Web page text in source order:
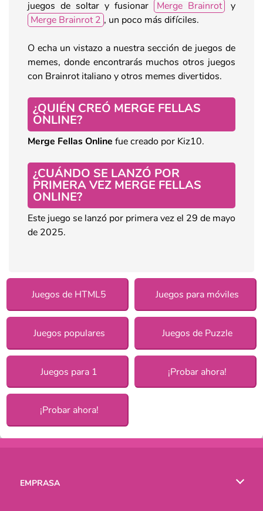
juegos de soltar y fusionar
Merge Brainrot
y
Merge Brainrot 2 , un poco más difíciles.
O echa un vistazo a nuestra sección de juegos de
memes, donde encontrarás muchos otros juegos
con Brainrot italiano y otros memes divertidos.
¿QUIÉN CREÓ MERGE FELLAS
ONLINE?
Merge Fellas Online fue creado por Kiz10.
¿CUÁNDO SE LANZÓ POR
PRIMERA VEZ MERGE FELLAS
ONLINE?
Este juego se lanzó por primera vez el 29 de mayo
de 2025.
Juegos de HTML5 Juegos para móviles
Juegos populares Juegos de Puzzle
Juegos para 1 ¡Probar ahora!
¡Probar ahora!
EMPRASA